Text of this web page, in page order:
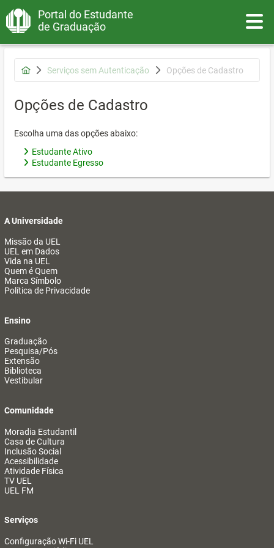
Portal do Estudante
de Graduação
Serviços sem Autenticação Opções de Cadastro
Opções de Cadastro
Escolha uma das opções abaixo:
Estudante Ativo
Estudante Egresso
A Universidade
Missão da UEL
UEL em Dados
Vida na UEL
Quem é Quem
Marca Símbolo
Política de Privacidade
Ensino
Graduação
Pesquisa/Pós
Extensão
Biblioteca
Vestibular
Comunidade
Moradia Estudantil
Casa de Cultura
Inclusão Social
Acessibilidade
Atividade Física
TV UEL
UEL FM
Serviços
Configuração Wi-Fi UEL